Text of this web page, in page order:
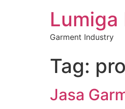
Lumiga
Garment Industry
Tag:
Jasa